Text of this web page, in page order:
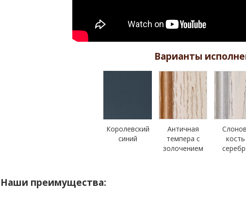
Варианты
Королевский
синий
Античная
темпера с
золочением
Наши преимущества: